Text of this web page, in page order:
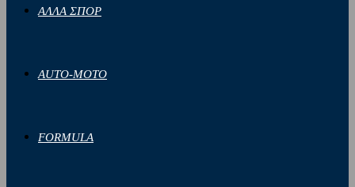
ΑΛΛΑ ΣΠΟΡ
AUTO-MOTO
FORMULA